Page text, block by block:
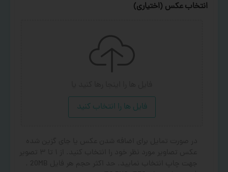
انتخاب عکس (اختیاری)
فایل ها را انتخاب کنید